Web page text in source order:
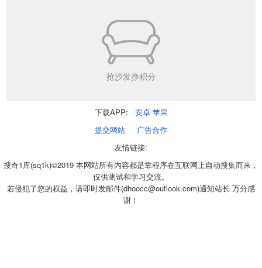
抢沙发挣积分
下载APP: 安卓 苹果
提交网站
广告合作
友情链接:
搜奇1库(sq1k)©2019 本网站所有内容都是靠程序在互联网上自动搜集而来，
仅供测试和学习交流。
若侵犯了您的权益，请即时发邮件(dhoocc@outlook.com)通知站长 万分感
谢！